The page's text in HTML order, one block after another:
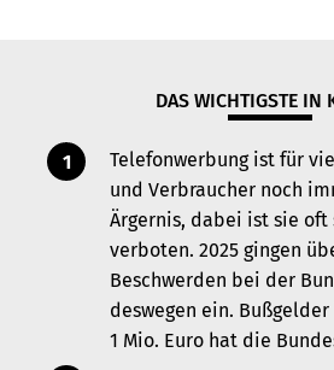
DAS WICHTIGSTE IN
Telefonwerbung ist für
und Verbraucher noch
Ärgernis, dabei ist sie oft
verboten. 2025 gingen
Beschwerden bei der
deswegen ein.
1 Mio. Euro hat die